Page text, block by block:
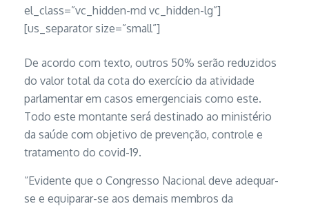
el_class=”vc_hidden-md vc_hidden-lg”]
[us_separator size=”small”]
De acordo com texto, outros 50% serão reduzidos
do valor total da cota do exercício da atividade
parlamentar em casos emergenciais como este.
Todo este montante será destinado ao ministério
da saúde com objetivo de prevenção, controle e
tratamento do covid-19.
“Evidente que o Congresso Nacional deve adequar-
se e equiparar-se aos demais membros da